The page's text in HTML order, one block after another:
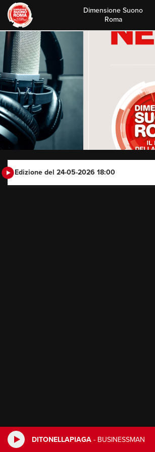
DITONELLAPIAGA - BUSINESSMAN
Skip
to
content
Dimensione Suono
Roma
Edizione del 24-05-2026 18:00